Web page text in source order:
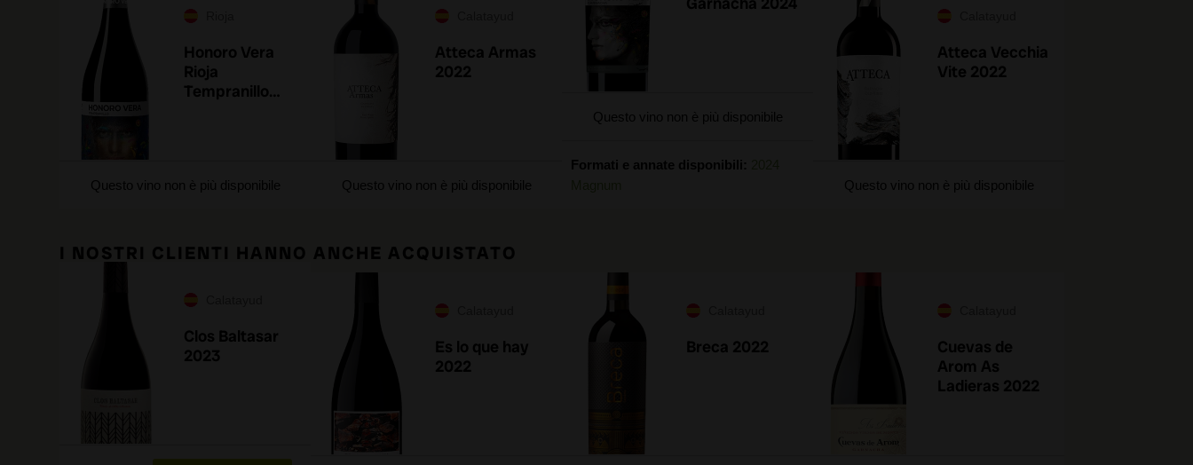
Honoro Vera
Rioja
Tempranillo
Questo vino non è più disponibile
Atteca Armas
2022
Questo vino non è più disponibile
Questo vino non è più disponibile
Formati e annate disponibili:
Atteca Vecchia
Vite 2022
Questo vino non è più disponibile
I NOSTRI CLIENTI HANNO ANCHE ACQUISTATO
Clos Baltasar
2023
Es lo que hay
2022
Breca 2022
Cuevas de
Arom As
Ladieras 2022